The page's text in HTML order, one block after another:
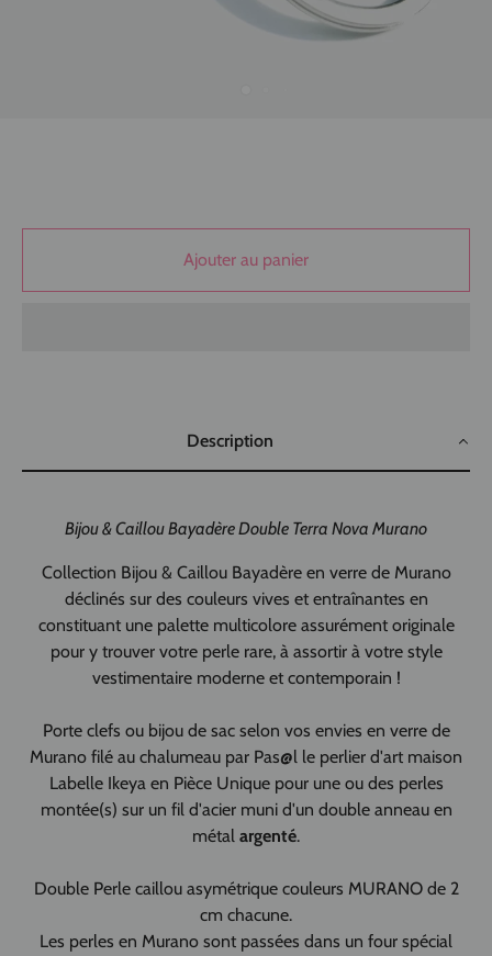
Ajouter au panier
Description
Bijou & Caillou Bayadère Double Terra Nova Murano
Collection Bijou & Caillou Bayadère en verre de Murano
déclinés sur des couleurs vives et entraînantes en
constituant une palette multicolore assurément originale
pour y trouver votre perle rare, à assortir à votre style
vestimentaire moderne et contemporain !
Porte clefs ou bijou de sac selon vos envies en verre de
Murano filé au chalumeau par Pas@l le perlier d'art maison
Labelle Ikeya en Pièce Unique pour une ou des perles
montée(s) sur un fil d'acier muni d'un double anneau en
métal argenté.
Double Perle caillou asymétrique couleurs MURANO de 2
cm chacune.
Les perles en Murano sont passées dans un four spécial